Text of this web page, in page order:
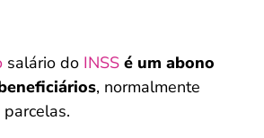
salário do INSS é um abono
, normalmente